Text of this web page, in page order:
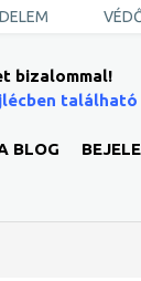
bizalommal!
BLOG